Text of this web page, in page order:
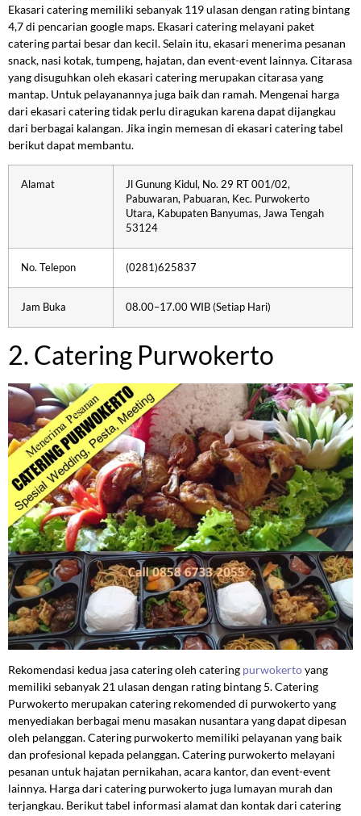
Ekasari catering memiliki sebanyak 119 ulasan dengan rating bintang
4,7 di pencarian google maps. Ekasari catering melayani paket
catering partai besar dan kecil. Selain itu, ekasari menerima pesanan
snack, nasi kotak, tumpeng, hajatan, dan event-event lainnya. Citarasa
yang disuguhkan oleh ekasari catering merupakan citarasa yang
mantap. Untuk pelayanannya juga baik dan ramah. Mengenai harga
dari ekasari catering tidak perlu diragukan karena dapat dijangkau
dari berbagai kalangan. Jika ingin memesan di ekasari catering tabel
berikut dapat membantu.
Alamat
Jl Gunung Kidul, No. 29 RT 001/02,
Pabuwaran, Pabuaran, Kec. Purwokerto
Utara, Kabupaten Banyumas, Jawa Tengah
53124
No. Telepon (0281)625837
Jam Buka 08.00–17.00 WIB (Setiap Hari)
2. Catering Purwokerto
Rekomendasi kedua jasa catering oleh catering purwokertoyang
memiliki sebanyak 21 ulasan dengan rating bintang 5. Catering
Purwokerto merupakan catering rekomended di purwokerto yang
menyediakan berbagai menu masakan nusantara yang dapat dipesan
oleh pelanggan. Catering purwokerto memiliki pelayanan yang baik
dan profesional kepada pelanggan. Catering purwokerto melayani
pesanan untuk hajatan pernikahan, acara kantor, dan event-event
lainnya. Harga dari catering purwokerto juga lumayan murah dan
terjangkau. Berikut tabel informasi alamat dan kontak dari catering